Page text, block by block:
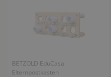
BETZOLD EduCasa
Elternpostkasten